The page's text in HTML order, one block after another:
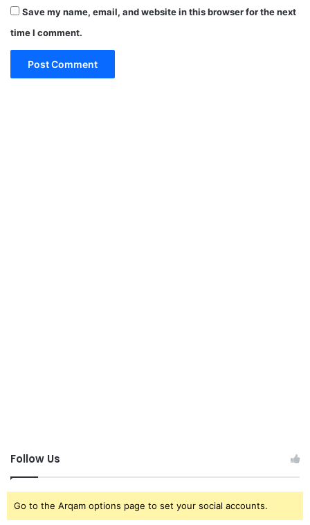
Save my name, email, and website in this browser for the next
time I comment.
Follow Us
Go to the Arqam options page to set your social accounts.